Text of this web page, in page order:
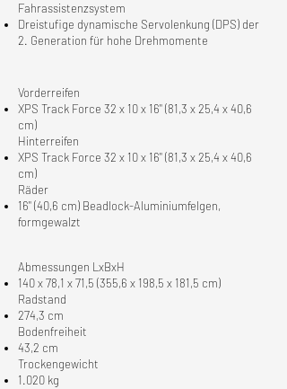
Fahrassistenzsystem
Dreistufige dynamische Servolenkung (DPS) der
2. Generation für hohe Drehmomente
Vorderreifen
XPS Track Force 32 x 10 x 16" (81,3 x 25,4 x 40,6
cm)
Hinterreifen
XPS Track Force 32 x 10 x 16" (81,3 x 25,4 x 40,6
cm)
Räder
16" (40,6 cm) Beadlock-Aluminiumfelgen,
formgewalzt
Abmessungen LxBxH
140 x 78,1 x 71,5 (355,6 x 198,5 x 181,5 cm)
Radstand
274,3 cm
Bodenfreiheit
43,2 cm
Trockengewicht
1.020 kg